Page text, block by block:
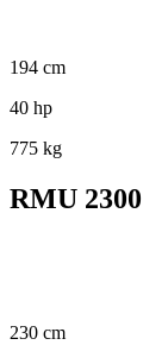
194 cm
40 hp
775 kg
RMU 2300
230 cm